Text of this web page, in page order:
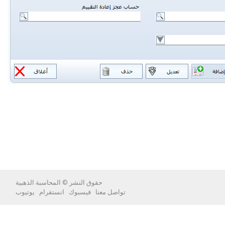
حقوق النشر © المحاسبة الذهبية
تواصل معنا فيسبوك انستقرام يوتيوب